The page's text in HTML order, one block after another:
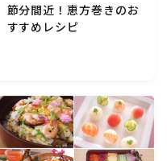
節分間近！恵方巻きのお
すすめレシピ